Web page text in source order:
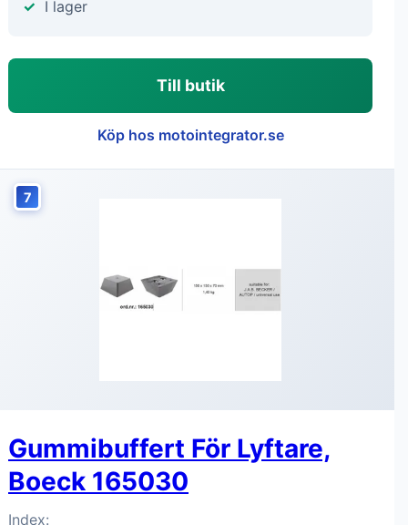
I lager
Till butik
Köp hos motointegrator.se
7
Gummibuffert För Lyftare,
Boeck 165030
Index: